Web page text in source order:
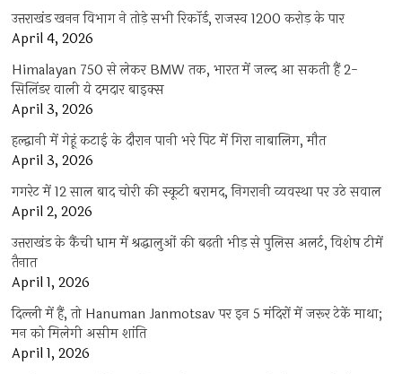
उत्तराखंड खनन विभाग ने तोड़े सभी रिकॉर्ड, राजस्व 1200 करोड़ के पार
April 4, 2026
Himalayan 750 से लेकर BMW तक, भारत में जल्द आ सकती हैं 2-
सिलिंडर वाली ये दमदार बाइक्स
April 3, 2026
हल्द्वानी में गेहूं कटाई के दौरान पानी भरे पिट में गिरा नाबालिग, मौत
April 3, 2026
गगरेट में 12 साल बाद चोरी की स्कूटी बरामद, निगरानी व्यवस्था पर उठे सवाल
April 2, 2026
उत्तराखंड के कैंची धाम में श्रद्धालुओं की बढ़ती भीड़ से पुलिस अलर्ट, विशेष टीमें
तैनात
April 1, 2026
दिल्ली में हैं, तो Hanuman Janmotsav पर इन 5 मंदिरों में जरूर टेकें माथा;
मन को मिलेगी असीम शांति
April 1, 2026